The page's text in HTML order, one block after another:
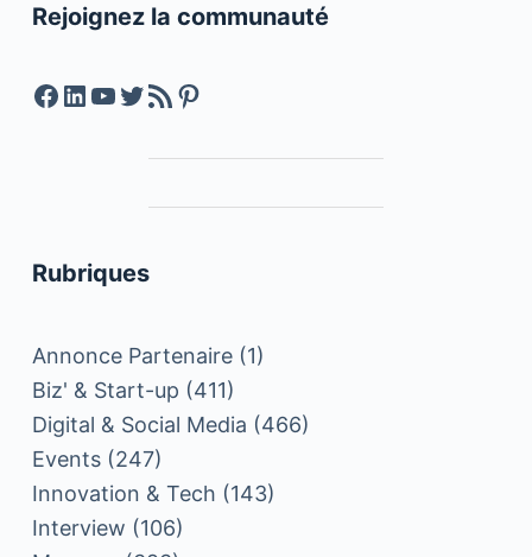
Rejoignez la communauté
Facebook
LinkedIn
YouTube
Twitter
Feed RSSPinterest
Rubriques
Annonce Partenaire(1)
Biz' & Start-up (411)
Digital & Social Media (466)
Events(247)
Innovation & Tech (143)
Interview (106)